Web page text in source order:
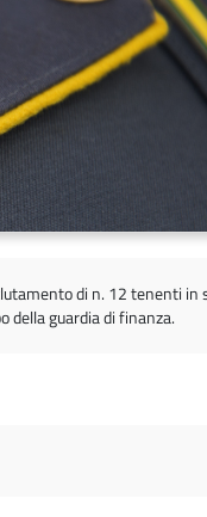
di n. 12 tenenti
della guardia di finanza.